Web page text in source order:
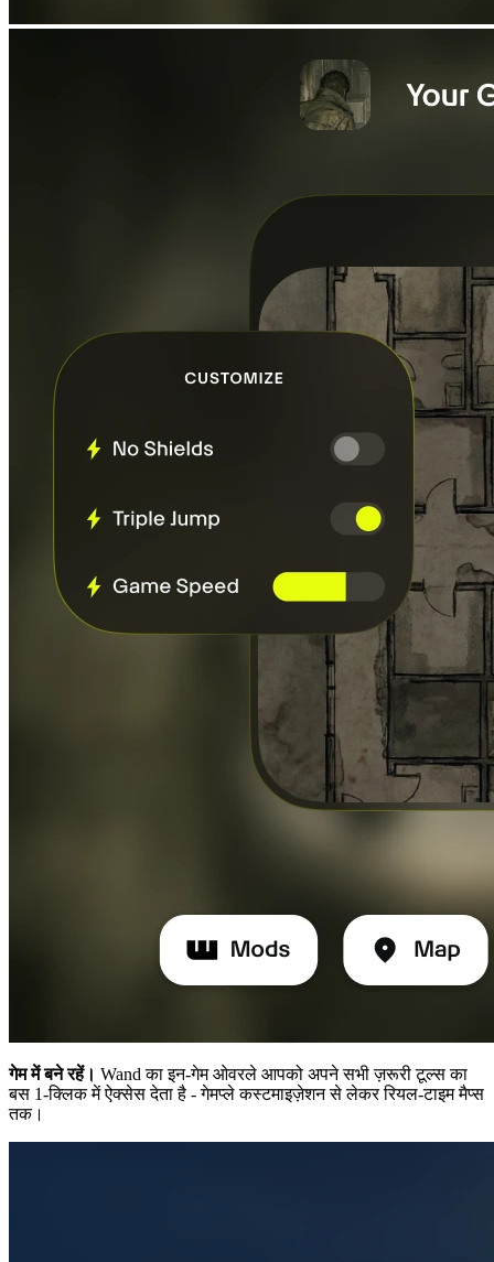
गेम में बने रहें। Wand का इन-गेम ओवरले आपको अपने सभी ज़रूरी टूल्स का
बस 1-क्लिक में ऐक्सेस देता है - गेमप्ले कस्टमाइज़ेशन से लेकर रियल-टाइम मैप्स
तक।